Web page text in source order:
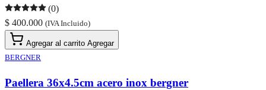
(0)
$ 400.000 (IVA Incluido)
Agregar al carrito Agregar
BERGNER
Paellera 36x4.5cm acero inox bergner